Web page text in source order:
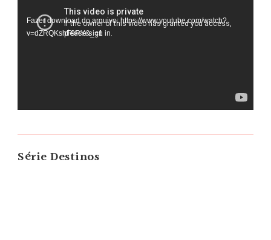
vídeo
Fazer download do arquivo: https://www.youtube.com/watch?
v=dZRQKshF9RY&_=1
Série Destinos